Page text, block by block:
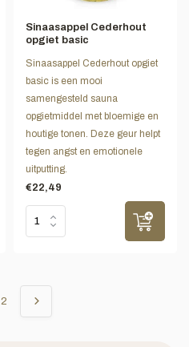
Sinaasappel Cederhout
opgiet basic
Sinaasappel Cederhout opgiet
basic is een mooi
samengesteld sauna
opgietmiddel met bloemige en
houtige tonen. Deze geur helpt
tegen angst en emotionele
uitputting.
€22,49
2